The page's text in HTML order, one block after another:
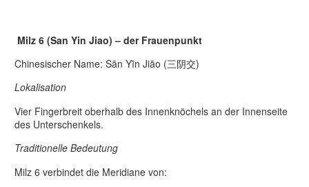
Milz 6 (San Yin Jiao) – der Frauenpunkt
Chinesischer Name: Sān Yīn Jiāo (三阴交)
Lokalisation
Vier Fingerbreit oberhalb des Innenknöchels an der Innenseite
des Unterschenkels.
Traditionelle Bedeutung
Milz 6 verbindet die Meridiane von: